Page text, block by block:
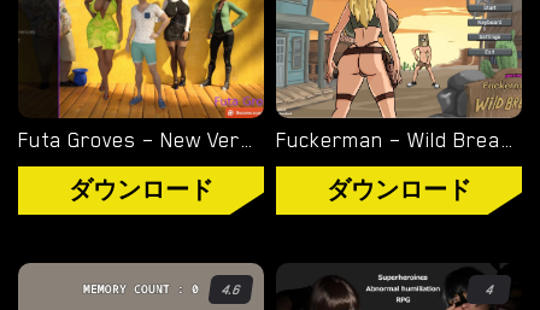
無料エロゲーム
限定ゲーム
OVERWATCH WEEKEND FUCK
OVERWATCH SCHOOL DAYS
ダウンロード ダウンロード
4.6 4